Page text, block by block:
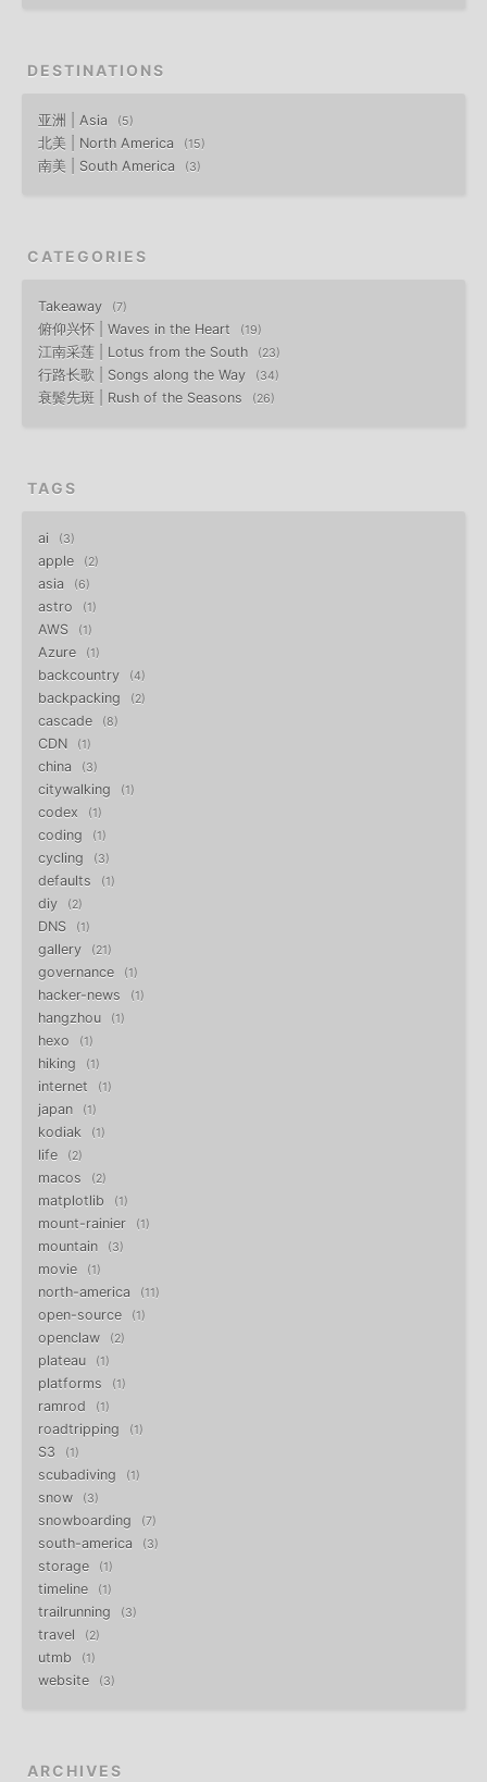
DESTINATIONS
亚洲 | Asia 5
北美 | North America 15
南美 | South America 3
CATEGORIES
Takeaway 7
俯仰兴怀 | Waves in the Heart 19
江南采莲 | Lotus from the South 23
行路长歌 | Songs along the Way 34
衰鬓先斑 | Rush of the Seasons 26
TAGS
ai 3
apple 2
asia 6
astro 1
AWS 1
Azure 1
backcountry 4
backpacking 2
cascade 8
CDN 1
china 3
citywalking 1
codex 1
coding 1
cycling 3
defaults 1
diy 2
DNS 1
gallery 21
governance 1
hacker-news 1
hangzhou 1
hexo 1
hiking 1
internet 1
japan 1
kodiak 1
life 2
macos 2
matplotlib 1
mount-rainier 1
mountain 3
movie 1
north-america 11
open-source 1
openclaw 2
plateau 1
platforms 1
ramrod 1
roadtripping 1
S3 1
scubadiving 1
snow 3
snowboarding 7
south-america 3
storage 1
timeline 1
trailrunning 3
travel 2
utmb 1
website 3
ARCHIVES